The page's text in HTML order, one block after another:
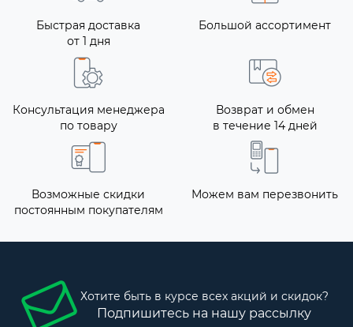
Быстрая доставка
от 1 дня
Большой ассортимент
Консультация менеджера
по товару
Возврат и обмен
в течение 14 дней
Возможные скидки
постоянным покупателям
Можем вам перезвонить
Хотите быть в курсе всех акций и скидок?
Подпишитесь на нашу рассылку